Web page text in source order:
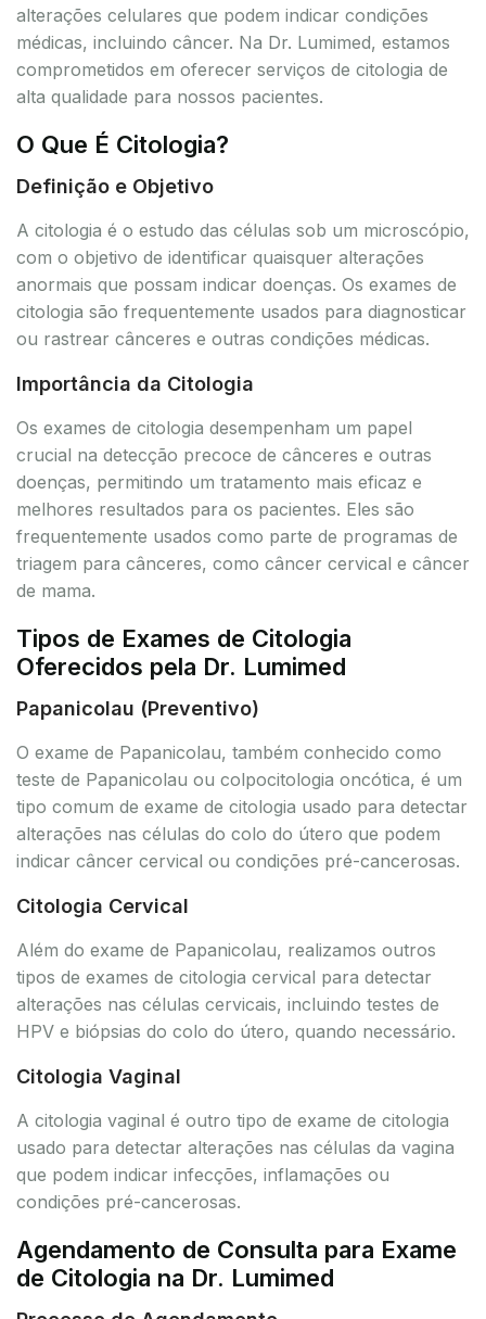
alterações celulares que podem indicar condições
médicas, incluindo câncer. Na Dr. Lumimed, estamos
comprometidos em oferecer serviços de citologia de
alta qualidade para nossos pacientes.
O Que É Citologia?
Definição e Objetivo
A citologia é o estudo das células sob um microscópio,
com o objetivo de identificar quaisquer alterações
anormais que possam indicar doenças. Os exames de
citologia são frequentemente usados para diagnosticar
ou rastrear cânceres e outras condições médicas.
Importância da Citologia
Os exames de citologia desempenham um papel
crucial na detecção precoce de cânceres e outras
doenças, permitindo um tratamento mais eficaz e
melhores resultados para os pacientes. Eles são
frequentemente usados como parte de programas de
triagem para cânceres, como câncer cervical e câncer
de mama.
Tipos de Exames de Citologia
Oferecidos pela Dr. Lumimed
Papanicolau (Preventivo)
O exame de Papanicolau, também conhecido como
teste de Papanicolau ou colpocitologia oncótica, é um
tipo comum de exame de citologia usado para detectar
alterações nas células do colo do útero que podem
indicar câncer cervical ou condições pré-cancerosas.
Citologia Cervical
Além do exame de Papanicolau, realizamos outros
tipos de exames de citologia cervical para detectar
alterações nas células cervicais, incluindo testes de
HPV e biópsias do colo do útero, quando necessário.
Citologia Vaginal
A citologia vaginal é outro tipo de exame de citologia
usado para detectar alterações nas células da vagina
que podem indicar infecções, inflamações ou
condições pré-cancerosas.
Agendamento de Consulta para Exame
de Citologia na Dr. Lumimed